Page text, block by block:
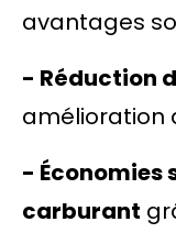
avantages
- Réduction
amélioration
- Économies
carburant